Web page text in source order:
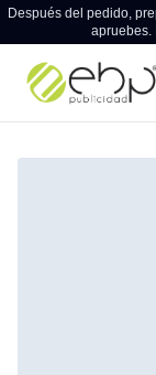
Después del pedido,
apruebes.